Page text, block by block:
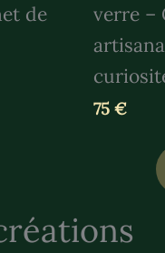
de
verre –
75 €